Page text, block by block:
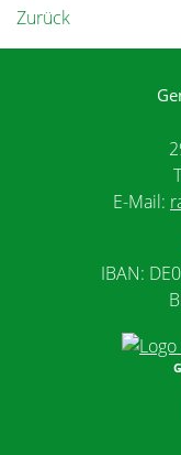
Zurück
E-Mail:
IBAN: